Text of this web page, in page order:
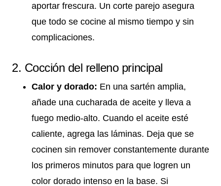
aportar frescura. Un corte parejo asegura
que todo se cocine al mismo tiempo y sin
complicaciones.
2. Cocción del relleno principal
Calor y dorado: En una sartén amplia,
añade una cucharada de aceite y lleva a
fuego medio-alto. Cuando el aceite esté
caliente, agrega las láminas. Deja que se
cocinen sin remover constantemente durante
los primeros minutos para que logren un
color dorado intenso en la base. Si